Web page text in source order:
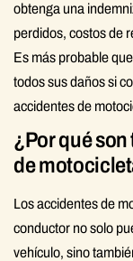
obtenga una
perdidos, costos de
Es más probable
todos sus daños si
accidentes de
¿Por qué
de
Los accidentes de
conductor no solo
vehículo, sino